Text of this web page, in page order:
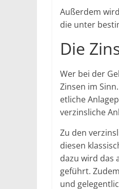
Außerdem
die unter
Die
Wer bei der
Zinsen im
etliche
verzinsliche
Zu den
diesen
dazu wird das
geführt.
und